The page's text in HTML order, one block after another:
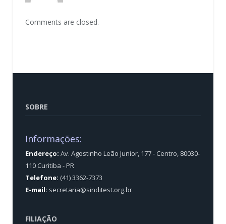
Comments are closed.
SOBRE
Informações:
Endereço: Av. Agostinho Leão Junior, 177 - Centro, 80030-
110 Curitiba - PR
Telefone: (41) 3362-7373
E-mail: secretaria@sinditest.org.br
FILIAÇÃO